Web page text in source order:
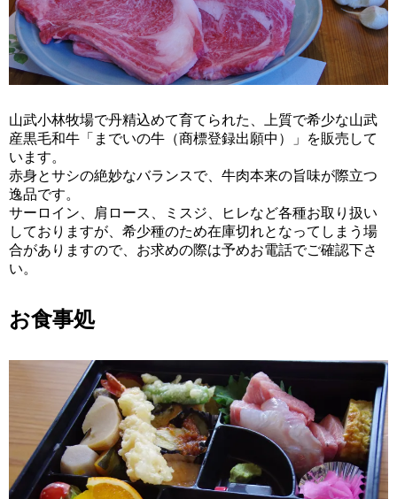
山武小林牧場で丹精込めて育てられた、上質で希少な山武
産黒毛和牛「までいの牛（商標登録出願中）」を販売して
います。
赤身とサシの絶妙なバランスで、牛肉本来の旨味が際立つ
逸品です。
サーロイン、肩ロース、ミスジ、ヒレなど各種お取り扱い
しておりますが、希少種のため在庫切れとなってしまう場
合がありますので、お求めの際は予めお電話でご確認下さ
い。
お食事処